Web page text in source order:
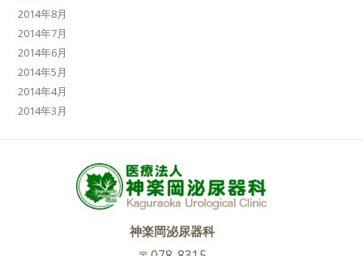
2014年8月
2014年7月
2014年6月
2014年5月
2014年4月
2014年3月
神楽岡泌尿器科